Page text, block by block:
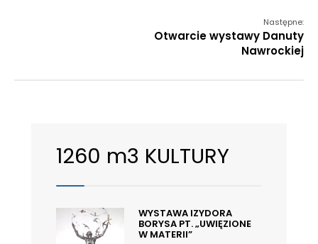
Następne:
Otwarcie wystawy Danuty
Nawrockiej
1260 m3 KULTURY
WYSTAWA IZYDORA
BORYSA PT. „UWIĘZIONE
W MATERII”